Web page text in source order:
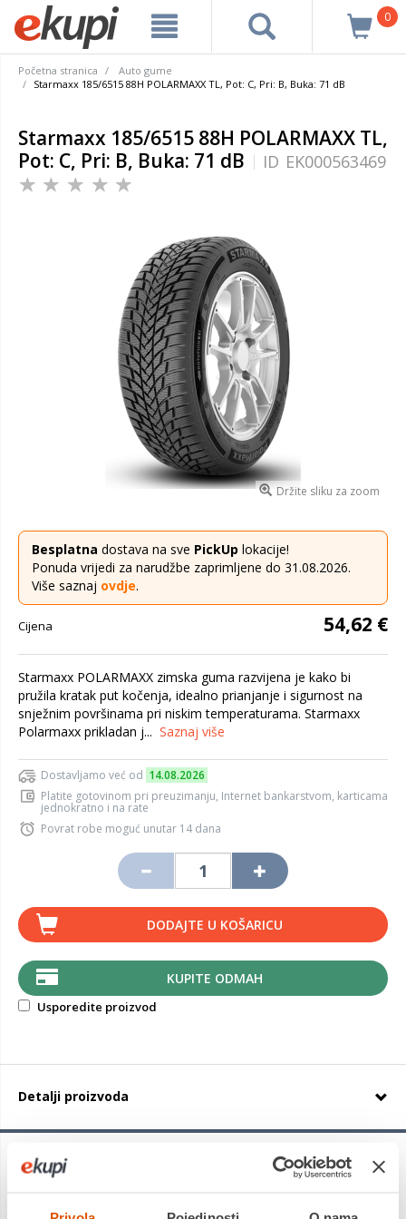
0
Početna stranica
Auto gume
Starmaxx 185/6515 88H POLARMAXX TL, Pot: C, Pri: B, Buka: 71 dB
Starmaxx 185/6515 88H POLARMAXX TL,
Pot: C, Pri: B, Buka: 71 dB
ID EK000563469
Držite sliku za zoom
Besplatna dostava na sve PickUp lokacije!
Ponuda vrijedi za narudžbe zaprimljene do 31.08.2026.
Više saznaj ovdje.
Cijena 54,62 €
Starmaxx POLARMAXX zimska guma razvijena je kako bi
pružila kratak put kočenja, idealno prianjanje i sigurnost na
snježnim površinama pri niskim temperaturama. Starmaxx
Polarmaxx prikladan j... Saznaj više
Dostavljamo već od 14.08.2026
Platite gotovinom pri preuzimanju, Internet bankarstvom, karticama
jednokratno i na rate
Povrat robe moguć unutar 14 dana
DODAJTE U KOŠARICU
KUPITE ODMAH
Usporedite proizvod
Detalji proizvoda
Starmaxx POLARMAXX
zimska guma razvijena je kako bi